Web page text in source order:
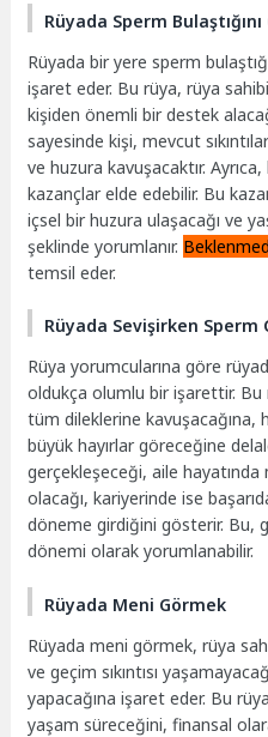
Rüyada Sperm
Rüyada bir yere sperm
işaret eder. Bu rüya, rüya
kişiden önemli bir destek
sayesinde kişi, mevcut
ve huzura kavuşacaktır.
kazançlar elde edebilir. Bu
içsel bir huzura ulaşacağı ve
şeklinde yorumlanır.
temsil eder.
Rüyada Sevişirken Sperm
Rüya yorumcularına göre
oldukça olumlu bir işarettir.
tüm dileklerine kavuşacağına,
büyük hayırlar göreceğine
gerçekleşeceği, aile
olacağı, kariyerinde ise
döneme girdiğini gösterir. Bu,
dönemi olarak yorumlanabilir.
Rüyada Meni Görmek
Rüyada meni görmek, rüya
ve geçim sıkıntısı
yapacağına işaret eder. Bu
yaşam süreceğini, finansal